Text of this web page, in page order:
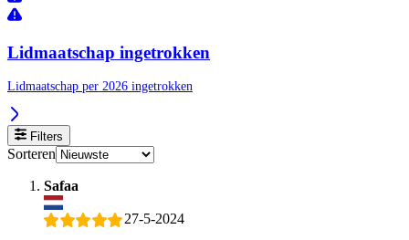
Lidmaatschap ingetrokken
Lidmaatschap per 2026 ingetrokken
Filters
Sorteren
Safaa
27-5-2024